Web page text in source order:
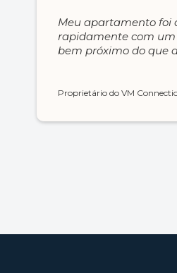
Meu apartamento foi
rapidamente com um
bem próximo do que
Proprietário do VM